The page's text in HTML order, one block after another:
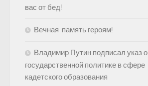
вас от бед!
Вечная память героям!
Владимир Путин подписал указ о
государственной политике в сфере
кадетского образования